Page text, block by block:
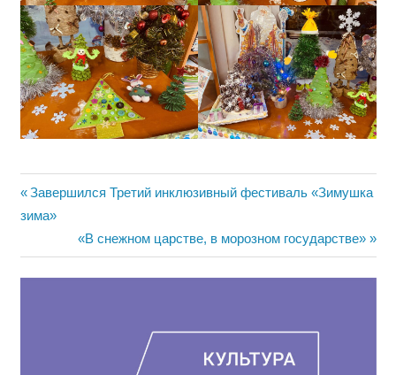
Навигация
записям
Предыдущая
запись:
Завершился Третий инклюзивный фестиваль «Зимушка
зима»
Следующая
запись:
«В снежном царстве, в морозном государстве»